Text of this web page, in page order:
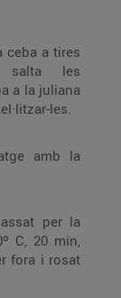
ceba a tires
a la juliana
les.
amb la
per la
fora i rosat